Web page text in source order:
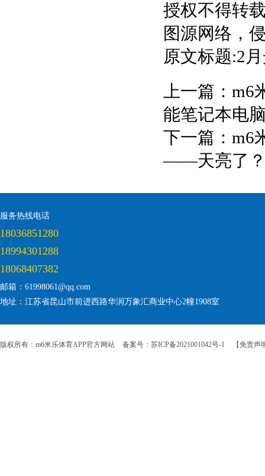
授权不得转
图源网络，
原文标题:2
上一篇： m6
能笔记本电
下一篇： m6
——天亮了
服务热线电话
18036851280
18994301288
18068407382
邮箱：61998061@qq.com
地址：江苏省昆山市前进西路华润万象汇商业中心2幢1908室
版权所有：m6米乐体育APP官方网站 备案号：苏ICP备2021001042号-1 【免责声